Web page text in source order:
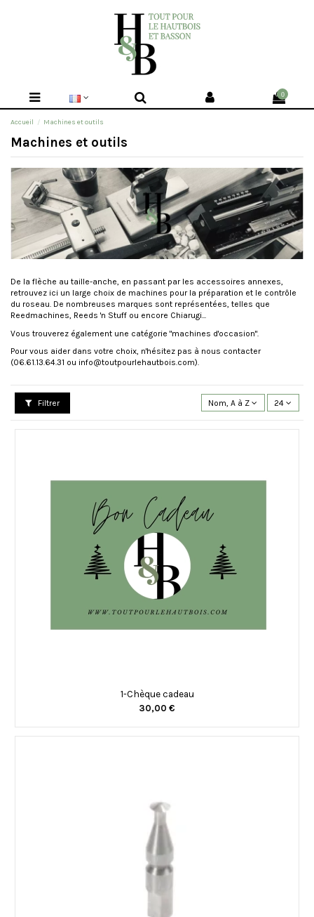
0
Accueil Machines et outils
Machines et outils
De la flèche au taille-anche, en passant par les accessoires annexes,
retrouvez ici un large choix de machines pour la préparation et le contrôle
du roseau. De nombreuses marques sont représentées, telles que
Reedmachines, Reeds 'n Stuff ou encore Chiarugi...
Vous trouverez également une catégorie "machines d'occasion".
Pour vous aider dans votre choix, n'hésitez pas à nous contacter
(06.61.13.64.31 ou info@toutpourlehautbois.com).
Filtrer Nom, A à Z 24
1-Chèque cadeau
30,00 €